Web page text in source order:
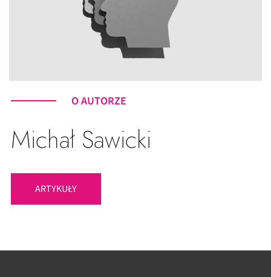
O AUTORZE
Michał Sawicki
ARTYKUŁY